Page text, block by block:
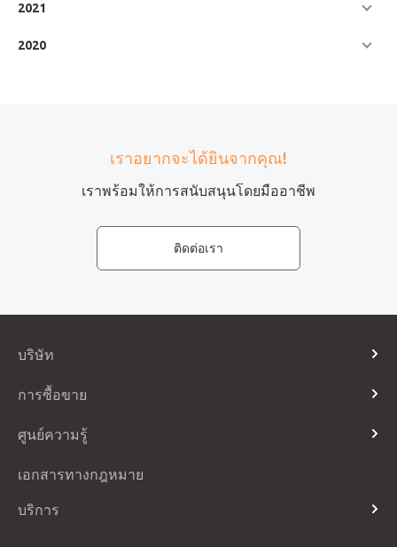
ราคาอยู่ที่แนวรับ 1 หาก เทรนด์ขาลงปรับตัวดีขึ้น ระดับต่อไปที่น่า
จับตามองคือ 1,890 เหรียญสหรัฐ หากมีการดีดตัวขึ้นจากระดับ
เปลี่ยนแปลงแนวโน้มที่ 1,921 เหรียญสหรัฐ RSI เป็นกลาง
EUROSTOXX 50 +0.13%
Luis de Guindos รองประธานธนาคารกลางยุโรปจะนำเสนอ
นี้อัตราดอกเบี้ยไม่เปลี่ยนแปลง ในขณะนี้ Eurostoxx 50 เพิ่มขึ้น
ของ ECB ที่จะขึ้นอัตราดอกเบี้ย ธนาคารยังคงมุ่งมั่นที่จะสนับสนุน
ตลาดก่อนที่จะก่อให้เกิดภาวะเศรษฐกิจถดถอย เทรดเดอร์ต่างตั้ง
May
2021
2020
เราอยากจะได้ยินจากคุณ!
เราพร้อมให้การสนับสนุนโดยมืออาชีพ
ติดต่อเรา
บริษัท
เกี่ยวกับเรา
Telegram
การซื้อขาย
ประเภทบัญชี
วันที่ Rollover
ศูนย์ความรู้
บริการ
เอกสารทางกฎหมาย